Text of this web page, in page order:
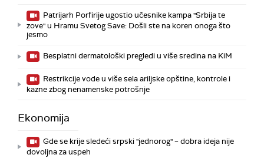
Patrijarh Porfirije ugostio učesnike kampa "Srbija te
zove" u Hramu Svetog Save: Došli ste na koren onoga što
jesmo
Besplatni dermatološki pregledi u više sredina na KiM
Restrikcije vode u više sela ariljske opštine, kontrole i
kazne zbog nenamenske potrošnje
Ekonomija
Gde se krije sledeći srpski "jednorog" – dobra ideja nije
dovoljna za uspeh